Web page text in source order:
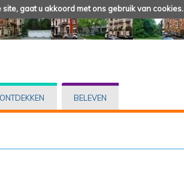
gaat u akkoord met ons gebruik van cookies.
ONTDEKKEN BELEVEN